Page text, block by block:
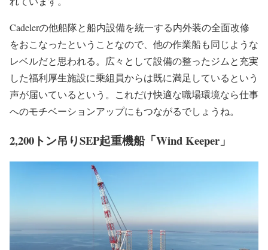
Cadelerの他船隊と船内設備を統一する内外装の全面改修
をおこなったということなので、他の作業船も同じような
レベルだと思われる。広々として設備の整ったジムと充実
した福利厚生施設に乗組員からは既に満足しているという
声が届いているという。これだけ快適な職場環境なら仕事
へのモチベーションアップにもつながるでしょうね。
2,200トン吊りSEP起重機船「Wind Keeper」